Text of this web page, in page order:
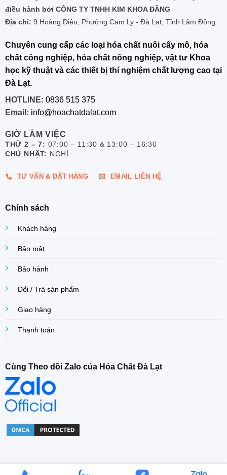
điều hành bởi CÔNG TY TNHH KIM KHOA ĐĂNG
Địa chỉ: 9 Hoàng Diệu, Phường Cam Ly - Đà Lạt, Tỉnh Lâm Đồng
Chuyên cung cấp các loại hóa chất nuôi cấy mô, hóa
chất công nghiệp, hóa chất nông nghiệp, vật tư Khoa
học kỹ thuật và các thiết bị thí nghiệm chất lượng cao tại
Đà Lạt.
HOTLINE: 0836 515 375
Email: info@hoachatdalat.com
GIỜ LÀM VIỆC
THỨ 2 – 7: 07:00 – 11:30 & 13:00 – 16:30
CHỦ NHẬT: NGHỈ
TƯ VẤN & ĐẶT HÀNG EMAIL LIÊN HỆ
Chính sách
Khách hàng
Bảo mật
Bảo hành
Đổi / Trả sản phẩm
Giao hàng
Thanh toán
Cùng Theo dõi Zalo của Hóa Chất Đà Lạt